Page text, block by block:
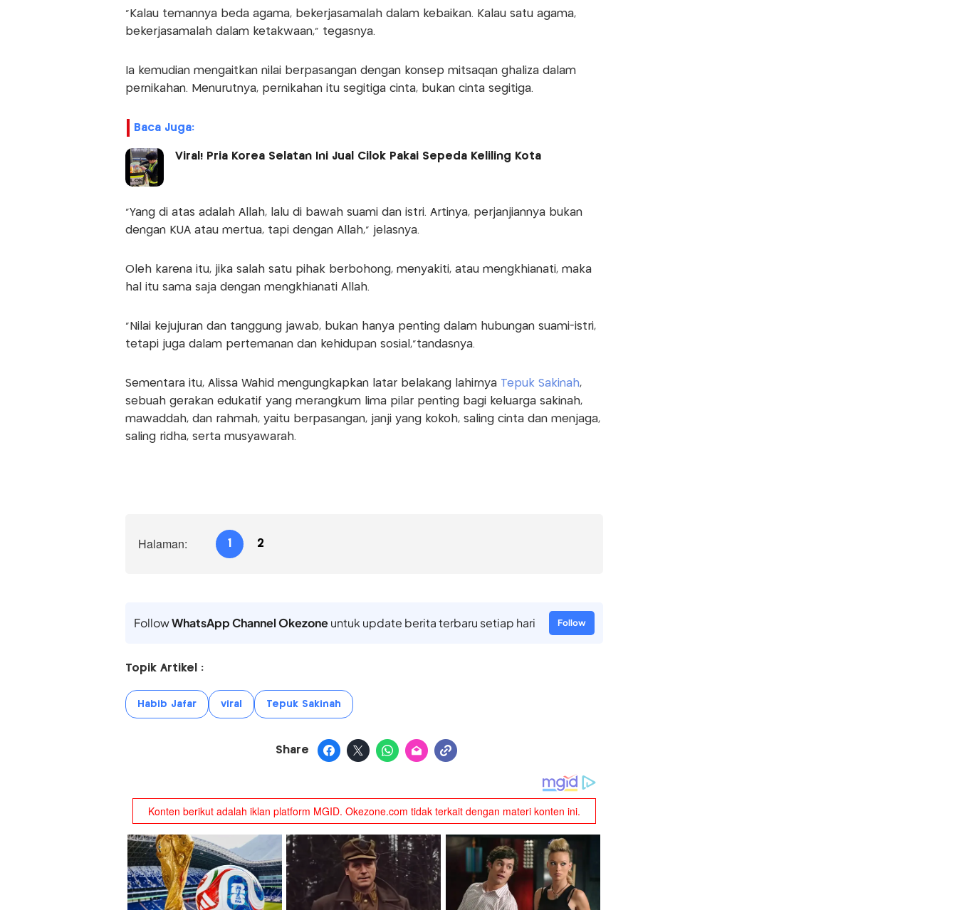
“Kalau temannya beda agama, bekerjasamalah dalam kebaikan. Kalau satu agama,
bekerjasamalah dalam ketakwaan,” tegasnya.
Ia kemudian mengaitkan nilai berpasangan dengan konsep mitsaqan ghaliza dalam
pernikahan. Menurutnya, pernikahan itu segitiga cinta, bukan cinta segitiga.
Baca Juga:
Viral! Pria Korea Selatan Ini Jual Cilok Pakai Sepeda Keliling Kota
“Yang di atas adalah Allah, lalu di bawah suami dan istri. Artinya, perjanjiannya bukan
dengan KUA atau mertua, tapi dengan Allah,” jelasnya.
Oleh karena itu, jika salah satu pihak berbohong, menyakiti, atau mengkhianati, maka
hal itu sama saja dengan mengkhianati Allah.
“Nilai kejujuran dan tanggung jawab, bukan hanya penting dalam hubungan suami-istri,
tetapi juga dalam pertemanan dan kehidupan sosial,”tandasnya.
Sementara itu, Alissa Wahid mengungkapkan latar belakang lahirnya Tepuk Sakinah,
sebuah gerakan edukatif yang merangkum lima pilar penting bagi keluarga sakinah,
mawaddah, dan rahmah, yaitu berpasangan, janji yang kokoh, saling cinta dan menjaga,
saling ridha, serta musyawarah.
Halaman: 1 2
FollowWhatsApp Channel Okezoneuntuk update berita terbaru setiap hari Follow
Topik Artikel :
Habib Jafar viral Tepuk Sakinah
Share